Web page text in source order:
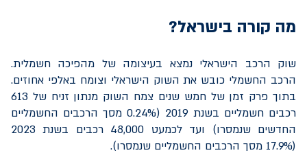
מה קורה בישראל?
שוק הרכב הישראלי נמצא בעיצומה של מהפיכה חשמלית.
הרכב החשמלי כובש את השוק הישראלי וצומח באלפי אחוזים.
בתוך פרק זמן של חמש שנים צמח השוק מנתון זניח של 613
רכבים חשמליים בשנת 2019 (0.24% מסך הרכבים החשמליים
החדשים שנמסרו) ועד לכמעט 48,000 רכבים בשנת 2023
(17.9% מסך הרכבים החשמליים שנמסרו).